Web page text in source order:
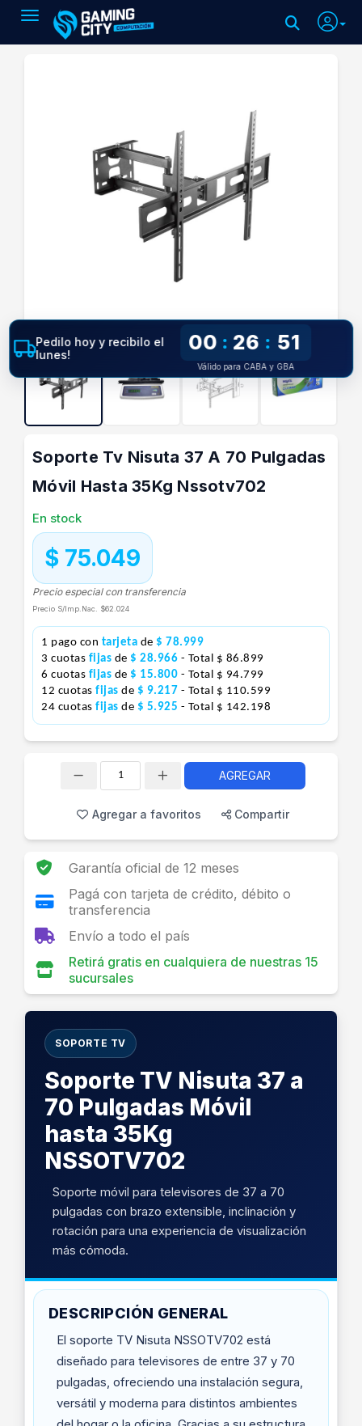
Toggle navigation
Soporte Tv Nisuta 37 A 70 Pulgadas
Móvil Hasta 35Kg Nssotv702
En stock
$ 75.049
Precio especial con transferencia
Precio S/Imp.Nac. $62.024
1 pago con tarjeta de $ 78.999
3 cuotas fijas de $ 28.966 - Total $ 86.899
6 cuotas fijas de $ 15.800 - Total $ 94.799
12 cuotas fijas de $ 9.217 - Total $ 110.599
24 cuotas fijas de $ 5.925 - Total $ 142.198
Pedilo hoy y recibilo el
lunes!
00 : 26 : 50
Válido para CABA y GBA
AGREGAR
Agregar a favoritos Compartir
Garantía oficial de 12 meses
Pagá con tarjeta de crédito, débito o
transferencia
Envío a todo el país
Retirá gratis en cualquiera de nuestras 15
sucursales
SOPORTE TV
Soporte TV Nisuta 37 a
70 Pulgadas Móvil
hasta 35Kg
NSSOTV702
Soporte móvil para televisores de 37 a 70
pulgadas con brazo extensible, inclinación y
rotación para una experiencia de visualización
más cómoda.
DESCRIPCIÓN GENERAL
El soporte TV Nisuta NSSOTV702 está
diseñado para televisores de entre 37 y 70
pulgadas, ofreciendo una instalación segura,
versátil y moderna para distintos ambientes